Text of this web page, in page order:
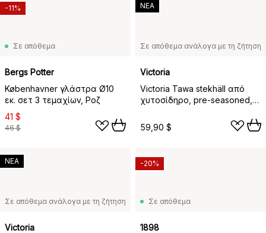
Σε απόθεμα
Bergs Potter
Københavner γλάστρα Ø10
εκ. σετ 3 τεμαχίων, Ροζ
41 $
46 $
-11%
Σε απόθεμα ανάλογα με τη ζήτηση
Victoria
Victoria Tawa stekhäll από
χυτοσίδηρο, pre-seasoned,
59,90 $
ΝΕΑ
Σε απόθεμα ανάλογα με τη ζήτηση
Victoria
ΝΕΑ
Σε απόθεμα
1898
-20%